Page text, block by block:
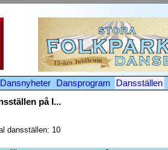
Dansnyheter Dansprogram Dansställen
på I...
dansställen: 10